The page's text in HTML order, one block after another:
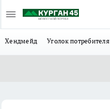
Хендмейд Уголок потребителя